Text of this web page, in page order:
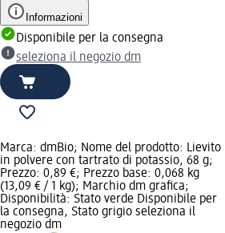
Informazioni
Disponibile per la consegna
seleziona il negozio dm
Marca: dmBio; Nome del prodotto: Lievito
in polvere con tartrato di potassio, 68 g;
Prezzo: 0,89 €; Prezzo base: 0,068 kg
(13,09 € / 1 kg); Marchio dm grafica;
Disponibilità: Stato verde Disponibile per
la consegna, Stato grigio seleziona il
negozio dm